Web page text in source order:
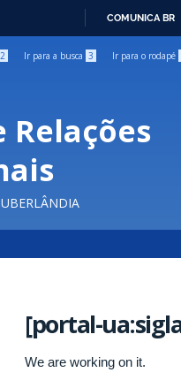
COMUNICA BR
2 Ir para a busca 3 Ir para o rodapé
Relações
[portal-
We are working on it.